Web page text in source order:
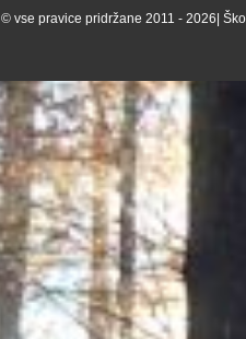
© vse pravice pridržane 2011 - 2026|